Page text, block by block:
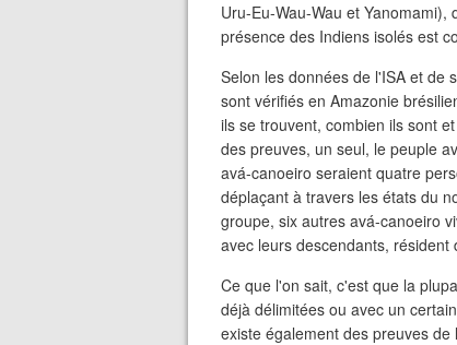
Uru-Eu-Wau-Wau et
présence des Indiens isolés est
Selon les données de l'ISA et de
sont vérifiés en Amazonie
ils se trouvent, combien ils sont
des preuves, un seul, le peuple
avá-canoeiro seraient quatre
déplaçant à travers les états du
groupe, six autres avá-canoeiro
avec leurs descendants,
Ce que l'on sait, c'est que la
déjà délimitées ou avec un
existe également des preuves